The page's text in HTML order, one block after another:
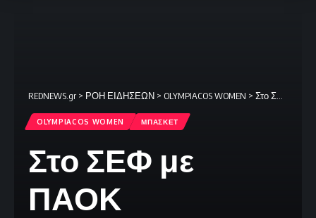
REDNEWS.gr > ΡΟΗ ΕΙΔΗΣΕΩΝ > OLYMPIACOS WOMEN > Στο ΣΕΦ με ΠΑΟΚ
OLYMPIACOS WOMEN ΜΠΑΣΚΕΤ
Στο ΣΕΦ με
ΠΑΟΚ